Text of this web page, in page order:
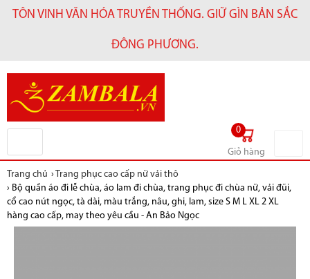
TÔN VINH VĂN HÓA TRUYỀN THỐNG. GIỮ GÌN BẢN SẮC
ĐÔNG PHƯƠNG.
0
Giỏ hàng
Trang chủ ›
Trang phục cao cấp nữ vải thô
› Bộ quần áo đi lễ chùa, áo lam đi chùa, trang phục đi chùa nữ, vải đũi,
cổ cao nút ngọc, tà dài, màu trắng, nâu, ghi, lam, size S M L XL 2 XL
hàng cao cấp, may theo yêu cầu - An Bảo Ngọc